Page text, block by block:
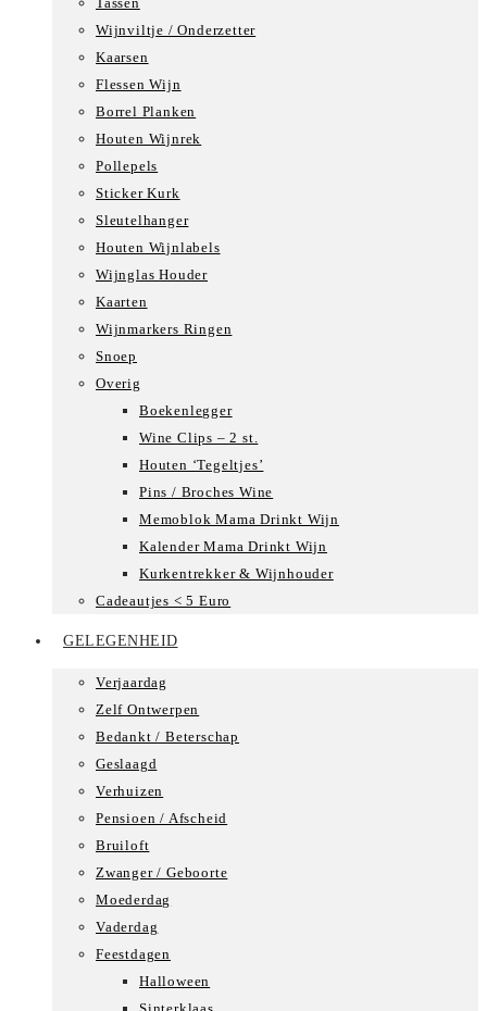
Wijnviltje / Onderzetter
Kaarsen
Flessen Wijn
Borrel Planken
Houten Wijnrek
Pollepels
Sticker Kurk
Sleutelhanger
Houten Wijnlabels
Wijnglas Houder
Kaarten
Wijnmarkers Ringen
Snoep
Overig
Boekenlegger
Wine Clips – 2 st.
Houten ‘Tegeltjes’
Pins / Broches Wine
Memoblok Mama Drinkt Wijn
Kalender Mama Drinkt Wijn
Kurkentrekker & Wijnhouder
Cadeautjes < 5 Euro
GELEGENHEID
Verjaardag
Zelf Ontwerpen
Bedankt / Beterschap
Geslaagd
Verhuizen
Pensioen / Afscheid
Bruiloft
Zwanger / Geboorte
Moederdag
Vaderdag
Feestdagen
Halloween